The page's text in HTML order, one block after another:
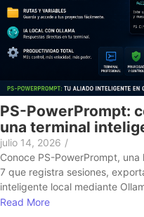
PS-PowerPrompt:
una terminal
julio 14, 2026 /
Conoce PS-PowerPrompt,
7 que registra sesiones,
inteligente local mediante
Read More